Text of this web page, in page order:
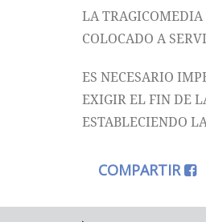
LA TRAGICOMEDIA
COLOCADO A
ES NECESARIO
EXIGIR EL FIN DE
ESTABLECIENDO
COMPARTIR